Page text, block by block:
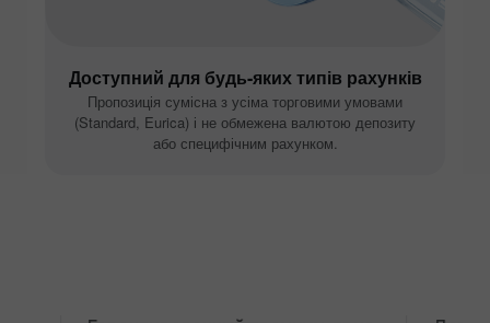
Доступний для будь-яких типів рахунків
Пропозиція сумісна з усіма торговими умовами
(Standard, Eurica) і не обмежена валютою депозиту
або специфічним рахунком.